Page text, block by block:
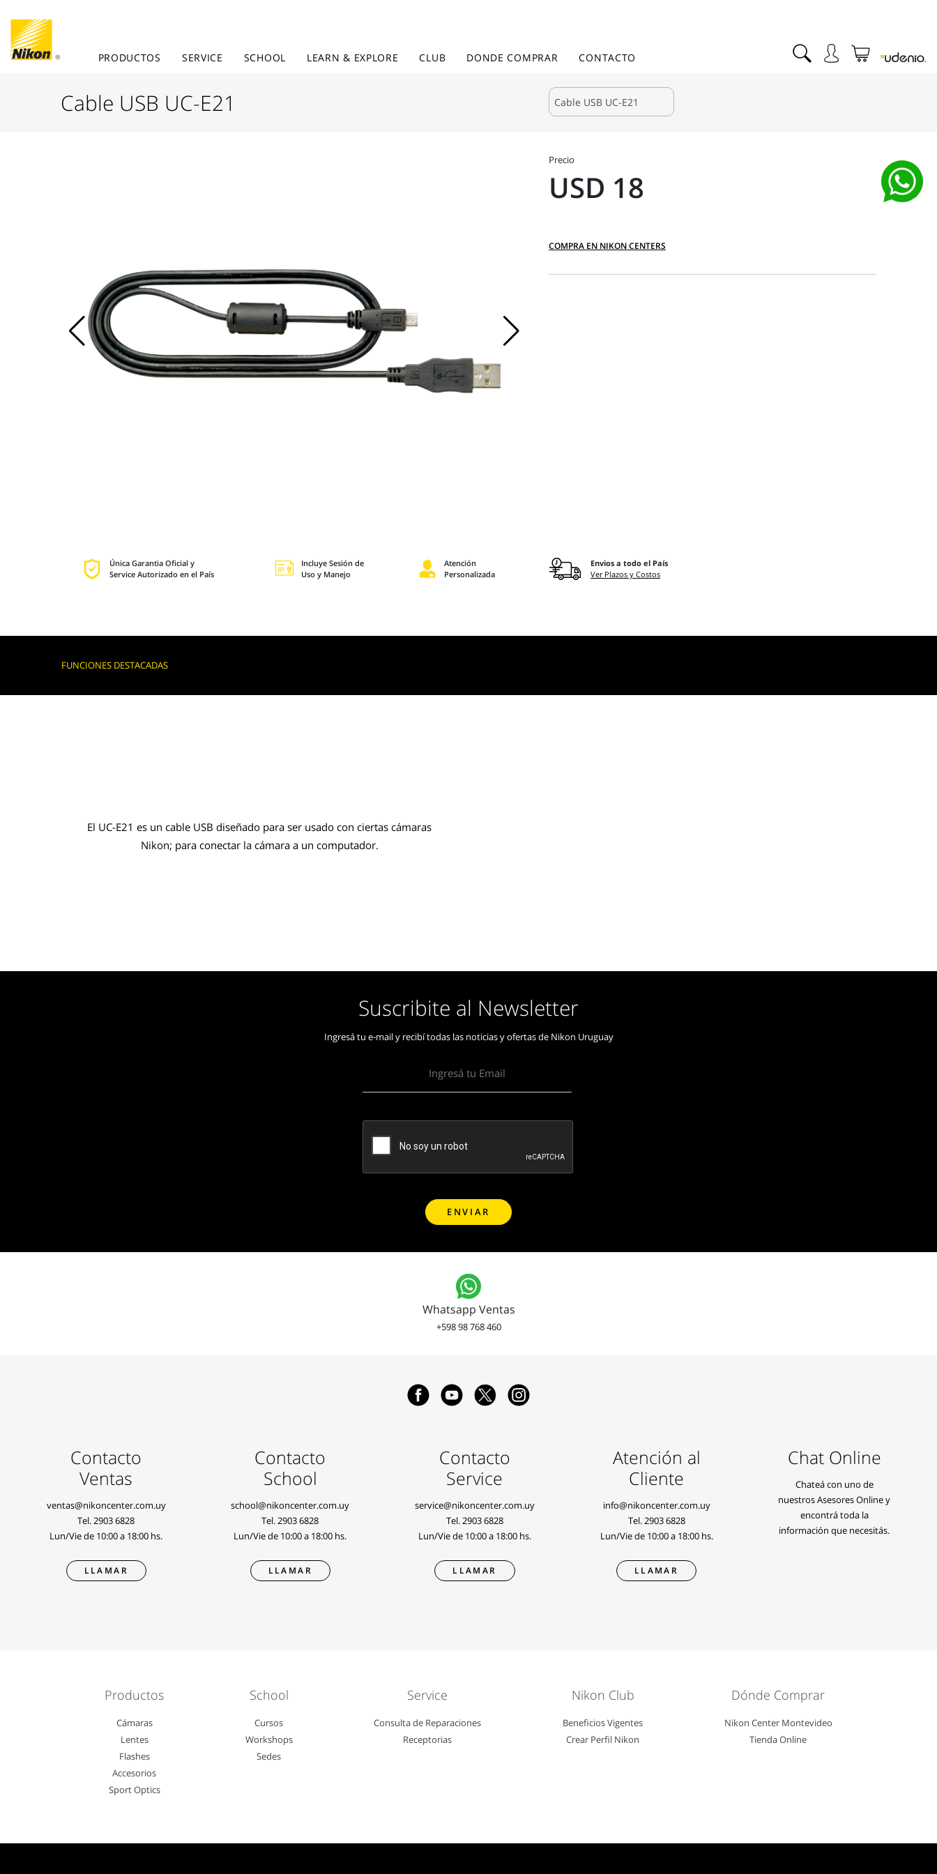
PRODUCTOS SERVICE SCHOOL LEARN & EXPLORE CLUB DONDE COMPRAR CONTACTO
Cable USB UC-E21
Precio
USD 18
COMPRA EN NIKON CENTERS
Única Garantia Oficial y
Service Autorizado en el País
Incluye Sesión de
Uso y Manejo
Atención
Personalizada
Envios a todo el País
Ver Plazos y Costos
FUNCIONES DESTACADAS
El UC-E21 es un cable USB diseñado para ser usado con ciertas cámaras
Nikon; para conectar la cámara a un computador.
Suscribite al Newsletter
Ingresá tu e-mail y recibí todas las noticias y ofertas de Nikon Uruguay
Whatsapp Ventas
+598 98 768 460
Contacto
Ventas
ventas@nikoncenter.com.uy
Tel. 2903 6828
Lun/Vie de 10:00 a 18:00 hs.
LLAMAR
Contacto
School
school@nikoncenter.com.uy
Tel. 2903 6828
Lun/Vie de 10:00 a 18:00 hs.
LLAMAR
Contacto
Service
service@nikoncenter.com.uy
Tel. 2903 6828
Lun/Vie de 10:00 a 18:00 hs.
LLAMAR
Atención al
Cliente
info@nikoncenter.com.uy
Tel. 2903 6828
Lun/Vie de 10:00 a 18:00 hs.
LLAMAR
Chat Online
Chateá con uno de
nuestros Asesores Online y
encontrá toda la
información que necesitás.
Productos
Cámaras
Lentes
Flashes
Accesorios
Sport Optics
School
Cursos
Workshops
Sedes
Service
Consulta de Reparaciones
Receptorias
Nikon Club
Beneficios Vigentes
Crear Perfil Nikon
Dónde Comprar
Nikon Center Montevideo
Tienda Online